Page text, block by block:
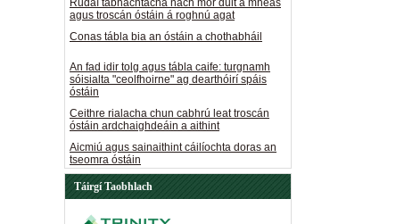
Conas tábla bia an óstáin a chothabháil
sóisialta "ceolfhoirne" ag dearthóirí spáis
óstáin
Ceithre rialacha chun cabhrú leat troscán
óstáin ardchaighdeáin a aithint
Aicmiú agus sainaithint cáilíochta doras an
tseomra óstáin
Prionsabail dearadh maisiúcháin óstán
Cad a thugann tolg óstán chuig an óstán
Táirgí Taobhlach